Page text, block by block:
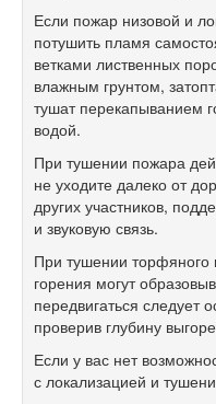
Если пожар низовой и
потушить пламя
ветками лиственных
влажным грунтом,
тушат перекапыванием
водой.
При тушении пожара
не уходите далеко от
других участников,
и звуковую связь.
При тушении торфяного
горения могут
передвигаться следует
проверив глубину
Если у вас нет
с локализацией и